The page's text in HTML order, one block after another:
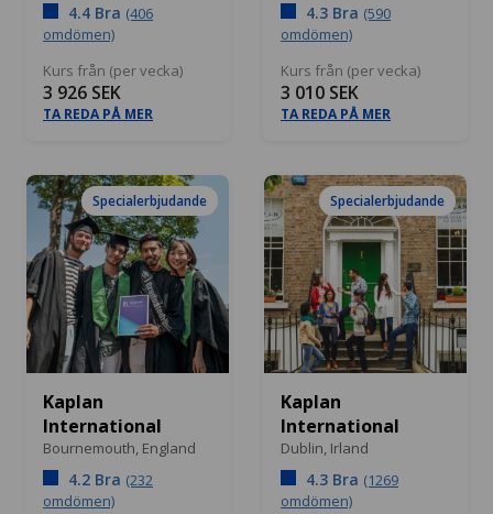
4.4 Bra (406
omdömen)
Kurs från (per vecka)
3 926 SEK
TA REDA PÅ MER
4.3 Bra (590
omdömen)
Kurs från (per vecka)
3 010 SEK
TA REDA PÅ MER
Specialerbjudande
Kaplan
International
Bournemouth, England
4.2 Bra (232
omdömen)
Specialerbjudande
Kaplan
International
Dublin, Irland
4.3 Bra (1269
omdömen)